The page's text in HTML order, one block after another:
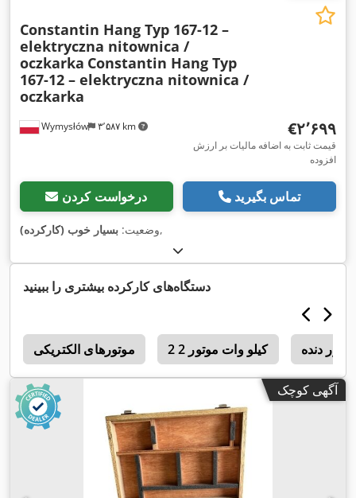
Wymysłów ۳٬۵۸۷ km
Constantin Hang Typ 167-12 –
elektryczna nitownica /
oczkarka Constantin Hang Typ
167-12 – elektryczna nitownica /
oczkarka
‎€۲٬۶۹۹
قیمت ثابت به اضافه مالیات بر ارزش
افزوده
درخواست کردن تماس بگیرید
وضعیت: بسیار خوب (کارکرده) ,
دستگاه‌های کارکرده بیشتری را ببینید
موتورهای الکتریکی 2 2 کیلو وات موتور موتور دنده
آگهی کوچک